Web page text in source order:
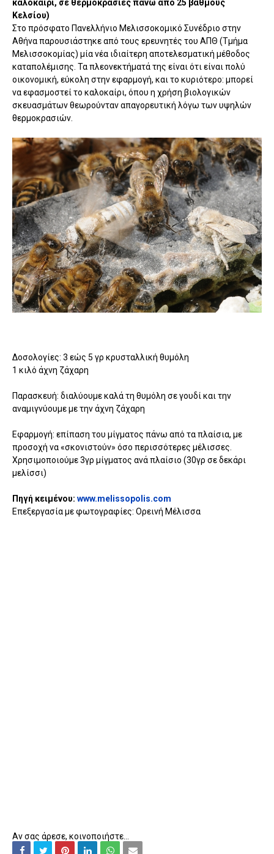
καλοκαίρι, σε θερμοκρασίες πάνω από 25 βαθμούς
Κελσίου)
Στο πρόσφατο Πανελλήνιο Μελισσοκομικό Συνέδριο στην
Αθήνα παρουσιάστηκε από τους ερευνητές του ΑΠΘ (Τμήμα
Μελισσοκομίας) μία νέα ιδιαίτερη αποτελεσματική μέθοδος
καταπολέμισης. Τα πλεονεκτήματά της είναι ότι είναι πολύ
οικονομική, εύκολη στην εφαρμογή, και το κυριότερο: μπορεί
να εφασμοστεί το καλοκαίρι, όπου η χρήση βιολογικών
σκευασμάτων θεωρούνταν απαγορευτική λόγω των υψηλών
θερμοκρασιών.
Δοσολογίες: 3 εώς 5 γρ κρυσταλλική θυμόλη
1 κιλό άχνη ζάχαρη
Παρασκευή: διαλύουμε καλά τη θυμόλη σε γουδί και την
αναμιγνύουμε με την άχνη ζάχαρη
Εφαρμογή: επίπαση του μίγματος πάνω από τα πλαίσια, με
προσοχή να «σκονιστούν» όσο περισσότερες μέλισσες.
Χρησιμοποιούμε 3γρ μίγματος ανά πλαίσιο (30γρ σε δεκάρι
μελίσσι)
Πηγή κειμένου: www.melissopolis.com
Επεξεργασία με φωτογραφίες: Ορεινή Μέλισσα
Αν σας άρεσε, κοινοποιήστε...